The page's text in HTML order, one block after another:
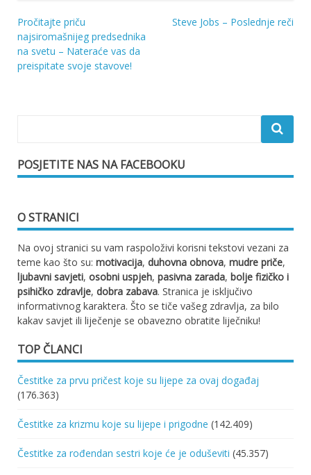
Navigacija
objava
Pročitajte priču
najsiromašnijeg predsednika
na svetu – Nateraće vas da
preispitate svoje stavove!
Steve Jobs – Poslednje reči
POSJETITE NAS NA FACEBOOKU
O STRANICI
Na ovoj stranici su vam raspoloživi korisni tekstovi vezani za
teme kao što su: motivacija, duhovna obnova, mudre priče,
ljubavni savjeti, osobni uspjeh, pasivna zarada, bolje fizičko i
psihičko zdravlje, dobra zabava. Stranica je isključivo
informativnog karaktera. Što se tiče vašeg zdravlja, za bilo
kakav savjet ili liječenje se obavezno obratite liječniku!
TOP ČLANCI
Čestitke za prvu pričest koje su lijepe za ovaj događaj
(176.363)
Čestitke za krizmu koje su lijepe i prigodne (142.409)
Čestitke za rođendan sestri koje će je oduševiti (45.357)